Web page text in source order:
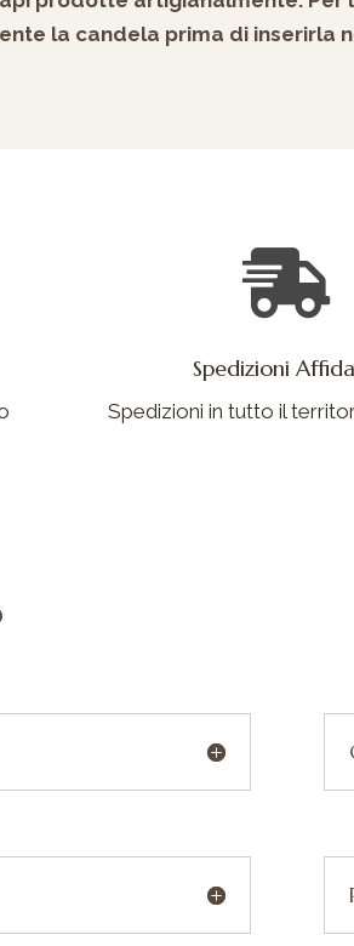
la candela prima di

Spedizioni
Spedizioni in tutto il